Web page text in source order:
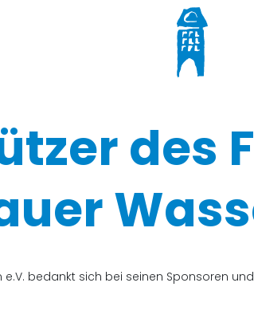
des
e.V. bedankt sich bei seinen Sponsoren